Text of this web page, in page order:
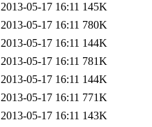
2013-05-17 16:11 145K
2013-05-17 16:11 780K
2013-05-17 16:11 144K
2013-05-17 16:11 781K
2013-05-17 16:11 144K
2013-05-17 16:11 771K
2013-05-17 16:11 143K